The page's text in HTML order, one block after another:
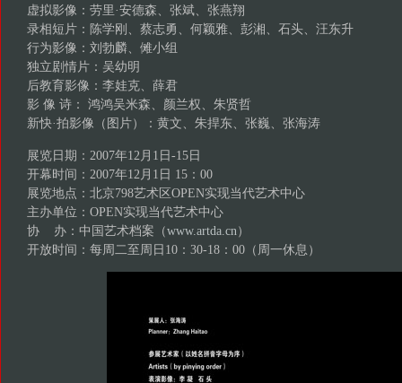
虚拟影像：劳里·安德森、张斌、张燕翔
录相短片：陈学刚、蔡志勇、何颖雅、彭湘、石头、汪东升
行为影像：刘勃麟、傩小组
独立剧情片：吴幼明
后教育影像：李娃克、薛君
影 像 诗： 鸿鸿吴米森、颜兰权、朱贤哲
新快·拍影像（图片）：黄文、朱捍东、张巍、张海涛
展览日期：2007年12月1日-15日
开幕时间：2007年12月1日 15：00
展览地点：北京798艺术区OPEN实现当代艺术中心
主办单位：OPEN实现当代艺术中心
协 办：中国艺术档案（www.artda.cn）
开放时间：每周二至周日10：30-18：00（周一休息）